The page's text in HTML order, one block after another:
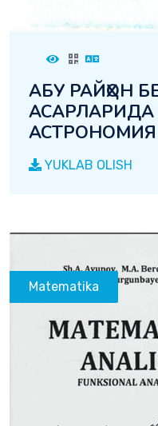
АБУ РАЙҲОН
АСТРОНОМИЯ
YUKLAB OLISH
Matematika